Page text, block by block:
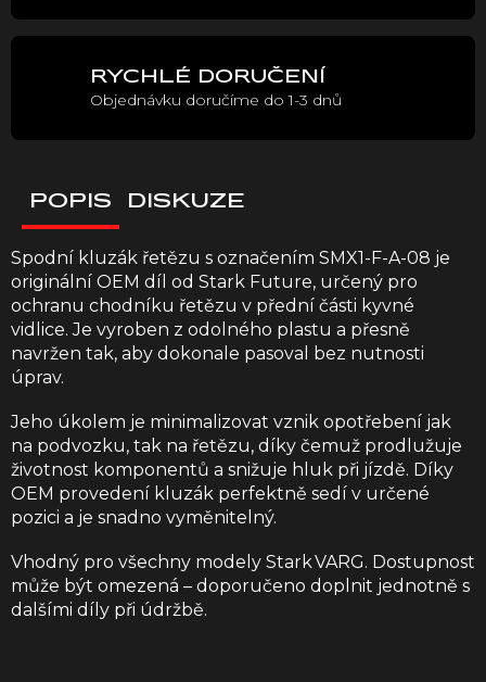
RYCHLÉ DORUČENÍ
Objednávku doručíme do 1-3 dnů
POPIS DISKUZE
Spodní kluzák řetězu s označením SMX1-F-A-08 je
originální OEM díl od Stark Future, určený pro
ochranu chodníku řetězu v přední části kyvné
vidlice. Je vyroben z odolného plastu a přesně
navržen tak, aby dokonale pasoval bez nutnosti
úprav.
Jeho úkolem je minimalizovat vznik opotřebení jak
na podvozku, tak na řetězu, díky čemuž prodlužuje
životnost komponentů a snižuje hluk při jízdě. Díky
OEM provedení kluzák perfektně sedí v určené
pozici a je snadno vyměnitelný.
Vhodný pro všechny modely Stark VARG. Dostupnost
může být omezená – doporučeno doplnit jednotně s
dalšími díly při údržbě.